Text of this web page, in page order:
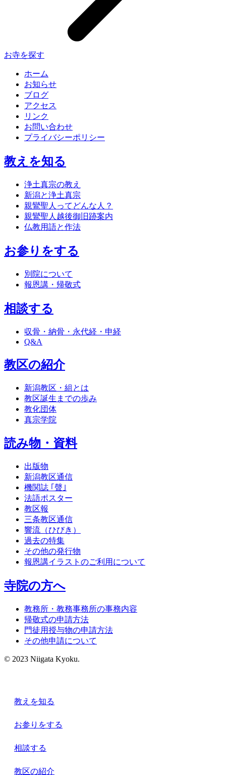
お寺を探す
ホーム
お知らせ
ブログ
アクセス
リンク
お問い合わせ
プライバシーポリシー
教えを知る
浄土真宗の教え
新潟と浄土真宗
親鸞聖人ってどんな人？
親鸞聖人越後御旧跡案内
仏教用語と作法
お参りをする
別院について
報恩講・帰敬式
相談する
収骨・納骨・永代経・申経
Q&A
教区の紹介
新潟教区・組とは
教区誕生までの歩み
教化団体
真宗学院
読み物・資料
出版物
新潟教区通信
機関誌 ｢聲｣
法語ポスター
教区報
三条教区通信
響流（ひびき）
過去の特集
その他の発行物
報恩講イラストのご利用について
寺院の方へ
教務所・教務事務所の事務内容
帰敬式の申請方法
門徒用授与物の申請方法
その他申請について
© 2023 Niigata Kyoku.
教えを知る
お参りをする
相談する
教区の紹介